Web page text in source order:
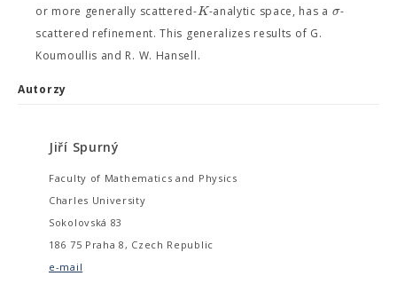
or more generally scattered-K-analytic space, has a σ-
scattered refinement. This generalizes results of G.
Koumoullis and R. W. Hansell.
Autorzy
Jiří Spurný
Faculty of Mathematics and Physics
Charles University
Sokolovská 83
186 75 Praha 8, Czech Republic
e-mail